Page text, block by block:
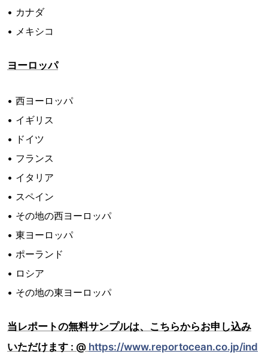
• カナダ
• メキシコ
ヨーロッパ
• 西ヨーロッパ
• イギリス
• ドイツ
• フランス
• イタリア
• スペイン
• その地の西ヨーロッパ
• 東ヨーロッパ
• ポーランド
• ロシア
• その地の東ヨーロッパ
当レポートの無料サンプルは、こちらからお申し込み
いただけます : @ https://www.reportocean.co.jp/ind